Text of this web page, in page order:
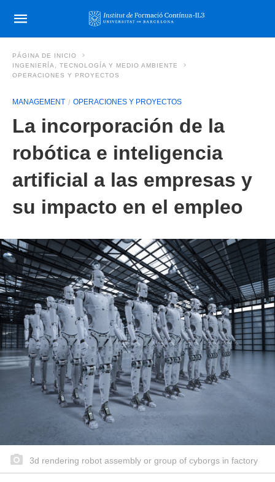
PÁGINA DE INICIO
INGENIERÍA, TECNOLOGÍA Y MEDIO AMBIENTE
OPERACIONES Y PROYECTOS
MANAGEMENT OPERACIONES Y PROYECTOS
La incorporación de la
robótica e inteligencia
artificial a las empresas y
su impacto en el empleo
3d rendering robot assembly or group of cyborgs in factory